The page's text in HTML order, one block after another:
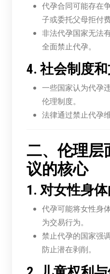
代孕合同可能存在
子或委托父母拒付费
非法代孕国家无法
全面禁止代孕。
4. 社会制度
一些国家认为代孕
伦理制度。
法律通过禁止代孕
二、伦理层
议的核心
1. 对女性身
代孕可能将女性身
为交易行为。
禁止代孕的国家强
防止潜在剥削。